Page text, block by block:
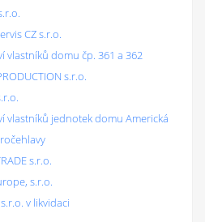
CZ s.r.o.
vlastníků domu čp. 361 a 362
s.r.o.
vlastníků jednotek domu Americká
s.r.o.
s.r.o.
v likvidaci